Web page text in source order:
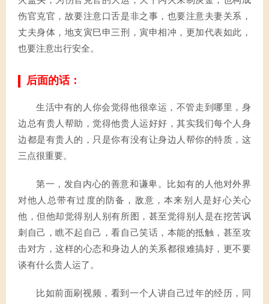
伤官克官，故要注意口舌是非之事，也要注意夫妻关系，
丈夫身体，地支寅巳申三刑，寅申相冲，更加代表如此，
也要注意出行安全。
后面的话：
生活中有的人你会觉得他很幸运，不管走到哪里，身
边总有贵人帮助，觉得他贵人运好好，其实我们每个人身
边都是有贵人的，只是你有没有让身边人帮你的特质，这
三点很重要。
第一，发自内心的善意和谦卑。比如有的人他对外界
对他人总带有过度的防备，敌意，本来别人是好心关心
他，但他却觉得别人别有所图，甚至觉得别人是在挖苦讽
刺自己，瞧不起自己，看自己笑话，本能的抵触，甚至攻
击对方，这样的心态和身边人的关系都很难搞好，更不要
谈有什么贵人运了。
比如前面刷视频，看到一个人讲自己过年的经历，同